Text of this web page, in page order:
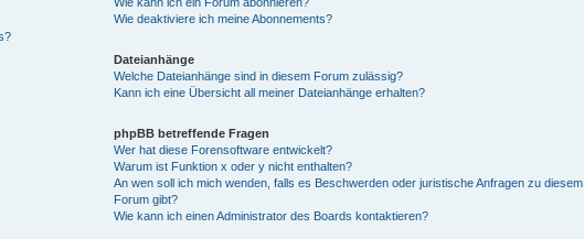
Wie deaktiviere ich meine Abonnements?
Dateianhänge
Welche Dateianhänge sind in diesem Forum zulässig?
Kann ich eine Übersicht all meiner Dateianhänge erhalten?
phpBB betreffende Fragen
Wer hat diese Forensoftware entwickelt?
Warum ist Funktion x oder y nicht enthalten?
An wen soll ich mich wenden, falls es Beschwerden oder juristische Anfragen zu diesem
Forum gibt?
Wie kann ich einen Administrator des Boards kontaktieren?